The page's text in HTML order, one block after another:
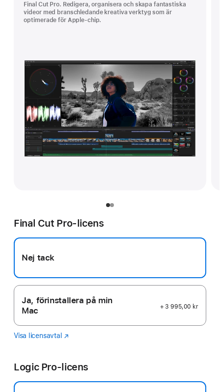
Final Cut Pro. Redigera, organisera och skapa fantastiska
videor med branschledande kreativa verktyg som är
optimerade för Apple-chip.
Final Cut Pro-licens
Nej tack
Ja, förinstallera på min
Mac
+ 3 995,00 kr
Visa licensavtal
Final
(Öppnas
nytt
Logic Pro-licens